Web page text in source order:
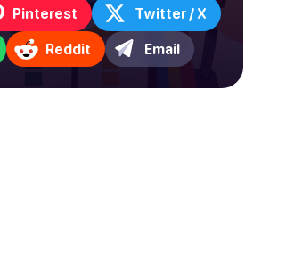
Pinterest Twitter / X
Reddit Email